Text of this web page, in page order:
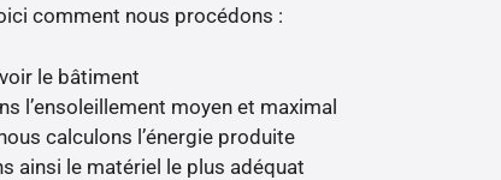
comment nous procédons :
le bâtiment
l’ensoleillement moyen et maximal
calculons l’énergie produite
ainsi le matériel le plus adéquat